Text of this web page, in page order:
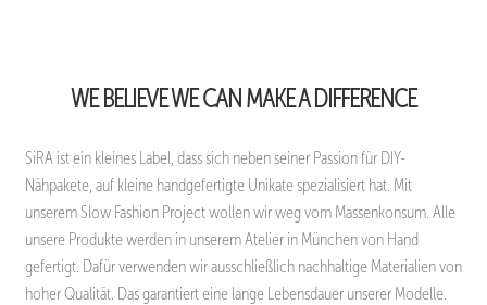
WE BELIEVE WE CAN MAKE A DIFFERENCE
SiRA ist ein kleines Label, dass sich neben seiner Passion für DIY-
Nähpakete, auf kleine handgefertigte Unikate spezialisiert hat. Mit
unserem Slow Fashion Project wollen wir weg vom Massenkonsum. Alle
unsere Produkte werden in unserem Atelier in München von Hand
gefertigt. Dafür verwenden wir ausschließlich nachhaltige Materialien von
hoher Qualität. Das garantiert eine lange Lebensdauer unserer Modelle.